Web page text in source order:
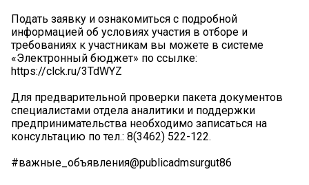
Подать заявку и ознакомиться с подробной
информацией об условиях участия в отборе и
требованиях к участникам вы можете в системе
«Электронный бюджет» по ссылке:
https://clck.ru/3TdWYZ
Для предварительной проверки пакета документов
специалистами отдела аналитики и поддержки
предпринимательства необходимо записаться на
консультацию по тел.: 8(3462) 522-122.
#важные_объявления@publicadmsurgut86